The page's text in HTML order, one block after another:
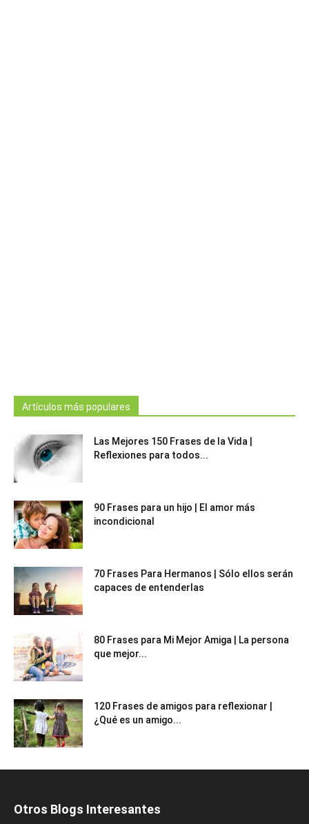
Artículos más populares
Las Mejores 150 Frases de la Vida |
Reflexiones para todos...
90 Frases para un hijo | El amor más
incondicional
70 Frases Para Hermanos | Sólo ellos serán
capaces de entenderlas
80 Frases para Mi Mejor Amiga | La persona
que mejor...
120 Frases de amigos para reflexionar |
¿Qué es un amigo...
Otros Blogs Interesantes